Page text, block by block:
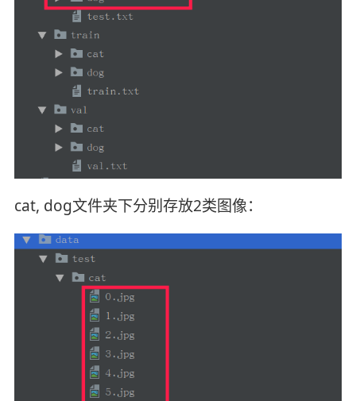
cat, dog文件夹下分别存放2类图像：